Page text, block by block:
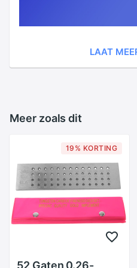
LAAT
Meer zoals dit
19% KORTING
52 Gaten 0.26-